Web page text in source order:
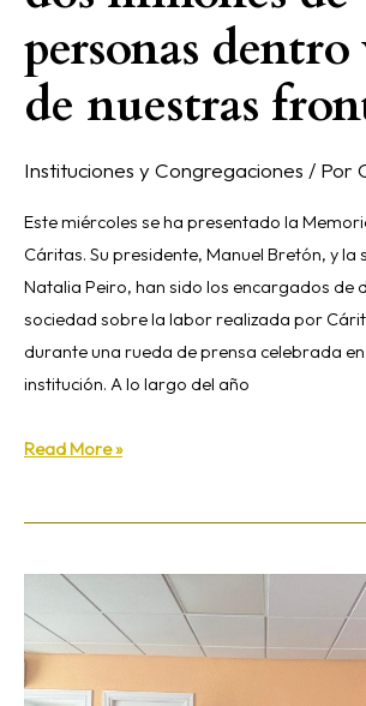
personas
de nuestras
Instituciones y Congregaciones / Por
Este miércoles se ha presentado la
Cáritas. Su presidente, Manuel Bretón, y
Natalia Peiro, han sido los encargados de
sociedad sobre la labor realizada por
durante una rueda de prensa celebrada
institución. A lo largo del año
Read More »
CONFER
colabora
con